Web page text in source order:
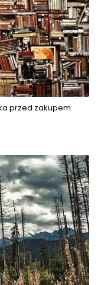
przed zakupem